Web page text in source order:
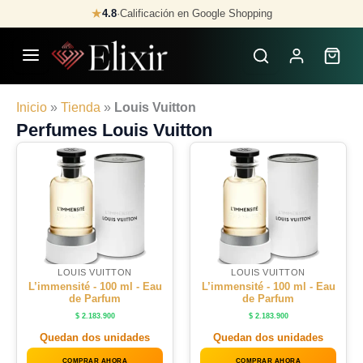
to
content
★4.8·Calificación en Google Shopping
Inicio » Tienda » Louis Vuitton
Perfumes Louis Vuitton
LOUIS VUITTON
L’immensité - 100 ml - Eau
de Parfum
$2.183.900
Quedan dos unidades
COMPRAR AHORA
LOUIS VUITTON
L’immensité - 100 ml - Eau
de Parfum
$2.183.900
Quedan dos unidades
COMPRAR AHORA